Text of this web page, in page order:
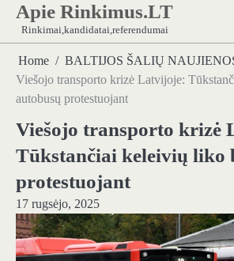
Skip
content
Apie Rinkimus.LT
Rinkimai,kandidatai,referendumai
Home
BALTIJOS ŠALIŲ
Viešojo transporto krizė Latvijoje:
autobusų protestuojant
Viešojo transporto krizė
Tūkstančiai keleivių liko
protestuojant
17 rugsėjo, 2025